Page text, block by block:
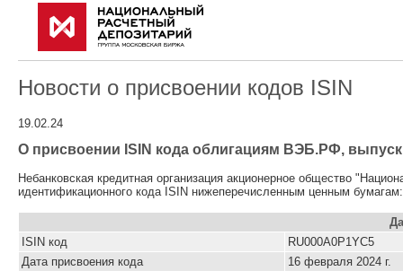
Новости о присвоении кодов ISIN
19.02.24
О присвоении ISIN кода облигациям ВЭБ.РФ, выпуск
Небанковская кредитная организация акционерное общество
идентификационного кода ISIN нижеперечисленным ценным бумагам:
ISIN код
RU000A0P1YC5
Дата присвоения кода
16 февраля 2024 г.